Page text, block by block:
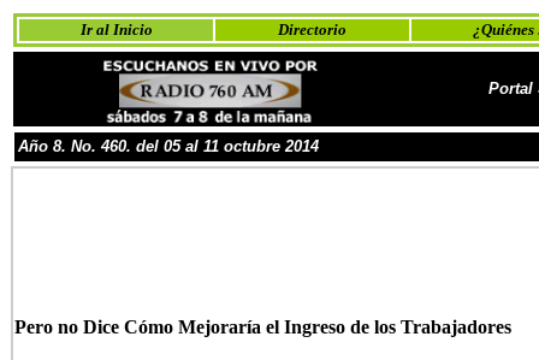
Ir al Inicio Directorio ¿Quiénes
Portal
Año 8. No. 460. del 05 al 11 octubre2014
Pero no Dice Cómo Mejoraría el Ingreso de los Trabajadores